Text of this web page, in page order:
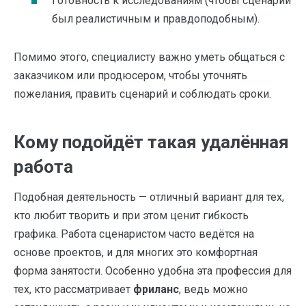
был реалистичным и правдоподобным).
Помимо этого, специалисту важно уметь общаться с
заказчиком или продюсером, чтобы уточнять
пожелания, править сценарий и соблюдать сроки.
Кому подойдёт такая удалённая
работа
Подобная деятельность — отличный вариант для тех,
кто любит творить и при этом ценит гибкость
графика. Работа сценаристом часто ведётся на
основе проектов, и для многих это комфортная
форма занятости. Особенно удобна эта профессия для
тех, кто рассматривает фриланс, ведь можно